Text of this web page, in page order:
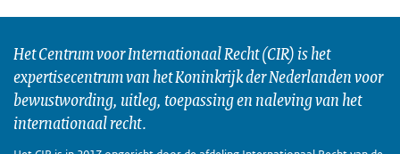
Het Centrum voor Internationaal Recht (CIR) is het
expertisecentrum van het Koninkrijk der Nederlanden voor
bewustwording, uitleg, toepassing en naleving van het
internationaal recht.